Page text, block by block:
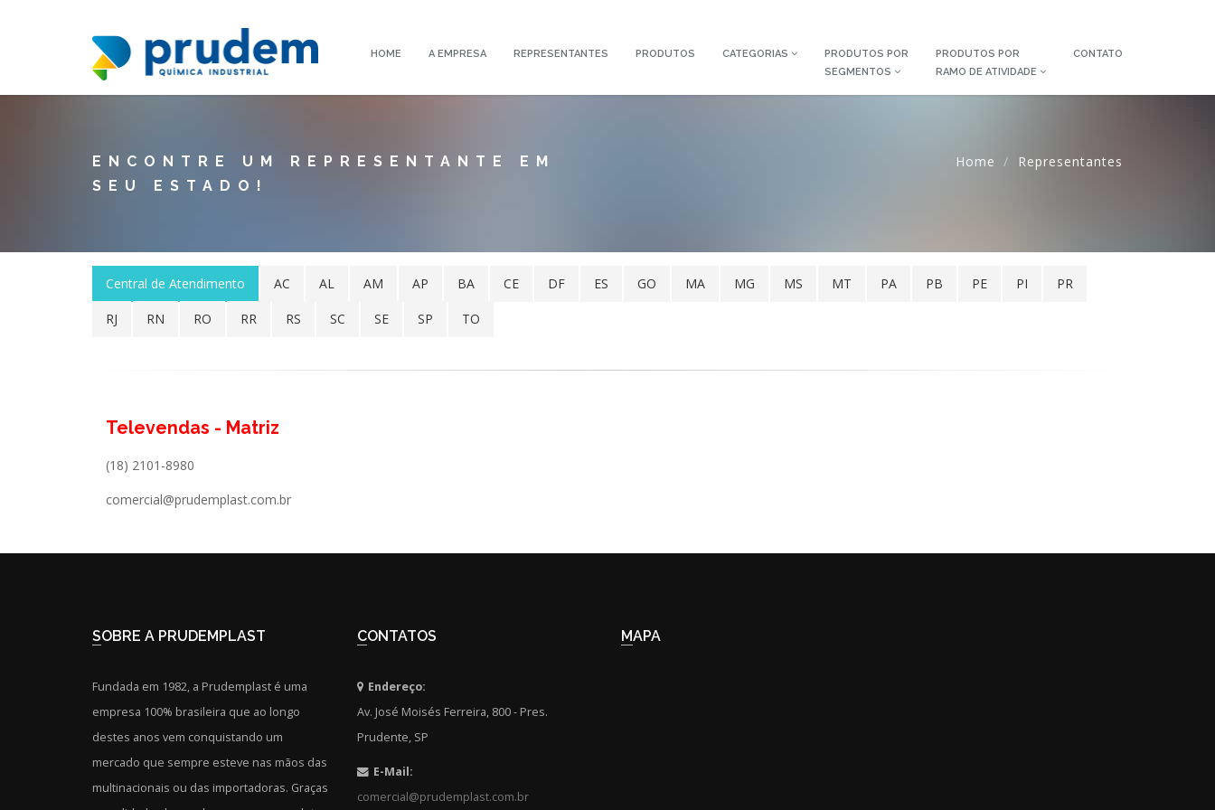
HOME A EMPRESA REPRESENTANTES PRODUTOS CATEGORIAS
PRODUTOS POR
SEGMENTOS
PRODUTOS POR
RAMO DE ATIVIDADE
CONTATO
ENCONTRE UM REPRESENTANTE EM
SEU ESTADO!
Home Representantes
Central de Atendimento AC AL AM AP BA CE DF ES GO MA MG MS MT PA PB PE PI PR
RJ RN RO RR RS SC SE SP TO
Televendas - Matriz
(18) 2101-8980
comercial@prudemplast.com.br
SOBRE A PRUDEMPLAST
Fundada em 1982, a Prudemplast é uma
empresa 100% brasileira que ao longo
destes anos vem conquistando um
mercado que sempre esteve nas mãos das
multinacionais ou das importadoras. Graças
CONTATOS
Endereço:
Av. José Moisés Ferreira, 800 - Pres.
Prudente, SP
E-Mail:
comercial@prudemplast.com.br
MAPA